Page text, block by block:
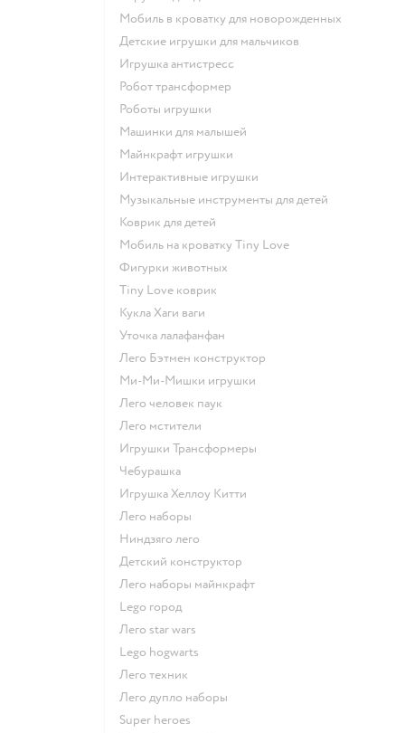
Мобиль в кроватку для новорожденных
Детские игрушки для мальчиков
Игрушка антистресс
Робот трансформер
Роботы игрушки
Машинки для малышей
Майнкрафт игрушки
Интерактивные игрушки
Музыкальные инструменты для детей
Коврик для детей
Мобиль на кроватку Tiny Love
Фигурки животных
Tiny Love коврик
Кукла Хаги ваги
Уточка лалафанфан
Лего Бэтмен конструктор
Ми-Ми-Мишки игрушки
Лего человек паук
Лего мстители
Игрушки Трансформеры
Чебурашка
Игрушка Хеллоу Китти
Лего наборы
Ниндзяго лего
Детский конструктор
Лего наборы майнкрафт
Lego город
Лего star wars
Lego hogwarts
Лего техник
Лего дупло наборы
Super heroes